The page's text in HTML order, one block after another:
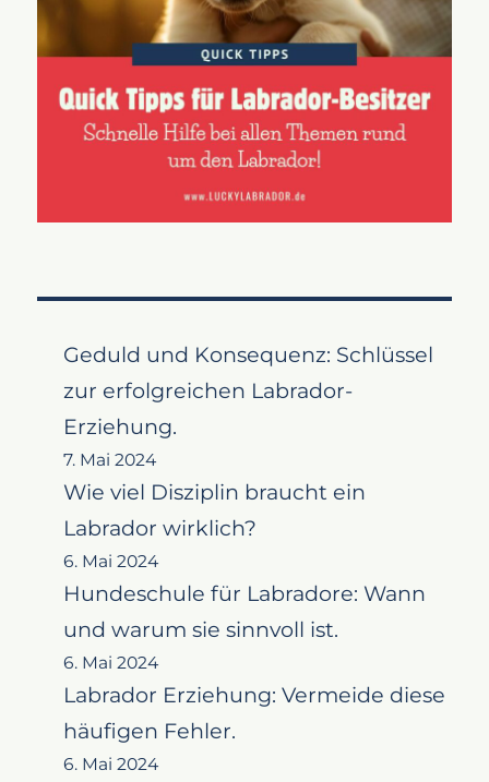
Geduld und Konsequenz: Schlüssel
zur erfolgreichen Labrador-
Erziehung.
7. Mai 2024
Wie viel Disziplin braucht ein
Labrador wirklich?
6. Mai 2024
Hundeschule für Labradore: Wann
und warum sie sinnvoll ist.
6. Mai 2024
Labrador Erziehung: Vermeide diese
häufigen Fehler.
6. Mai 2024